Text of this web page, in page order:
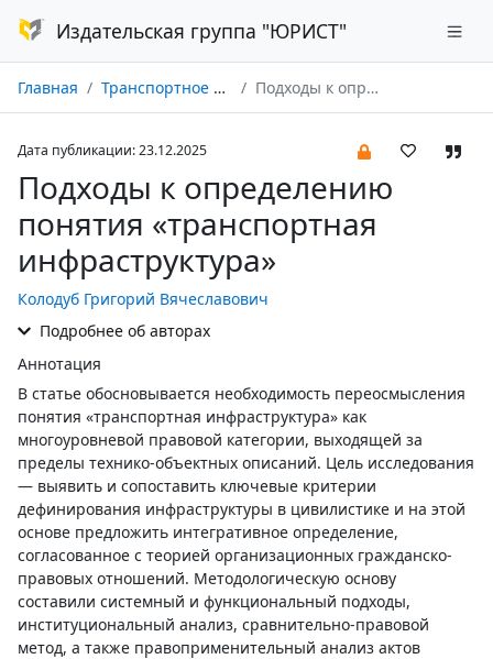
Издательская группа "ЮРИСТ"
Главная Транспортное право № 04/2025 Подходы к определению понятия «транспортная инфраструктура»
Дата публикации: 23.12.2025
Подходы к определению
понятия «транспортная
инфраструктура»
Колодуб Григорий Вячеславович
Подробнее об авторах
Аннотация
В статье обосновывается необходимость переосмысления
понятия «транспортная инфраструктура» как
многоуровневой правовой категории, выходящей за
пределы технико-объектных описаний. Цель исследования
— выявить и сопоставить ключевые критерии
дефинирования инфраструктуры в цивилистике и на этой
основе предложить интегративное определение,
согласованное с теорией организационных гражданско-
правовых отношений. Методологическую основу
составили системный и функциональный подходы,
институциональный анализ, сравнительно-правовой
метод, а также правоприменительный анализ актов